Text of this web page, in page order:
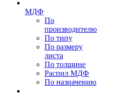
МДФ
По
производителю
По типу
По размеру
листа
По толщине
Распил МДФ
По назначению